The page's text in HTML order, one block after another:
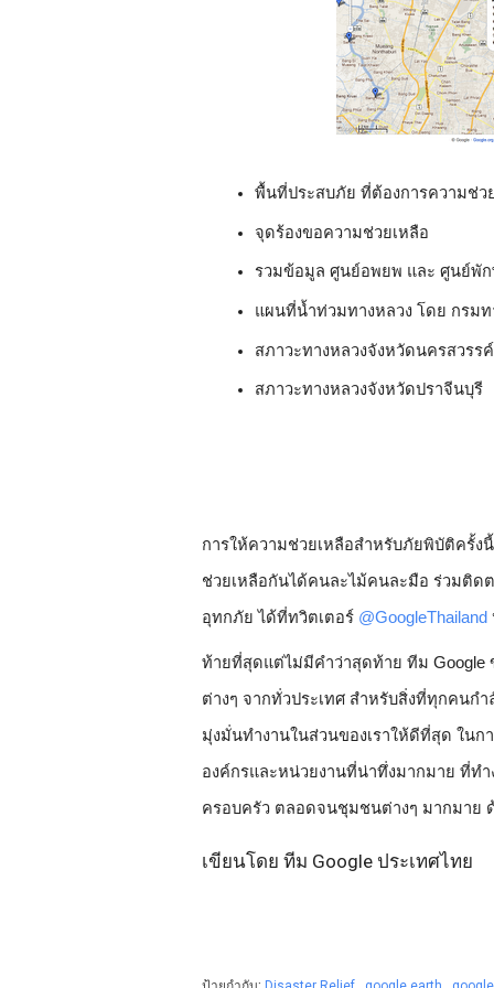
พื้นที่ประสบภัย ที่ต้องการความช่ว
จุดร้องขอความช่วยเหลือ
รวมข้อมูล ศูนย์อพยพ และ ศูนย์พั
แผนที่น้ำท่วมทางหลวง โดย กรมท
สภาวะทางหลวงจังหวัดนครสวรรค์
สภาวะทางหลวงจังหวัดปราจีนบุรี
การให้ความช่วยเหลือสำหรับภัยพิบัติครั้ง
ช่วยเหลือกันได้คนละไม้คนละมือ ร่วมติด
อุทกภัย ได้ที่ทวิตเตอร์ @GoogleThailand
ท้ายที่สุดแต่ไม่มีคำว่าสุดท้าย ทีม
ต่างๆ จากทั่วประเทศ สำหรับสิ่งที่ทุกคนก
มุ่งมั่นทำงานในส่วนของเราให้ดีที่สุด ใน
องค์กรและหน่วยงานที่น่าทึ่งมากมาย ที่ท
ครอบครัว ตลอดจนชุมชนต่างๆ มากมาย
เขียนโดย ทีม Google ประเทศไทย